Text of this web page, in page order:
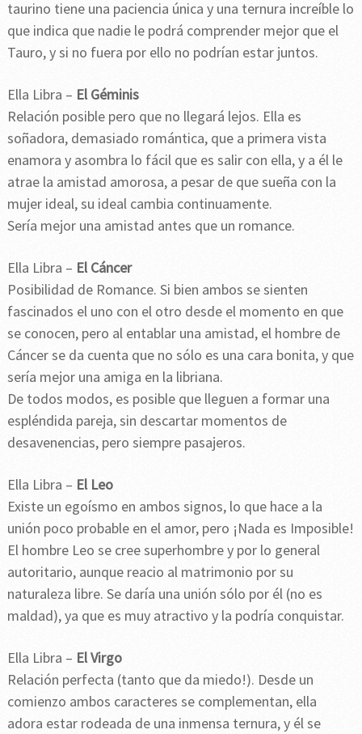
taurino tiene una paciencia única y una ternura increíble lo
que indica que nadie le podrá comprender mejor que el
Tauro, y si no fuera por ello no podrían estar juntos.
Ella Libra – El Géminis
Relación posible pero que no llegará lejos. Ella es
soñadora, demasiado romántica, que a primera vista
enamora y asombra lo fácil que es salir con ella, y a él le
atrae la amistad amorosa, a pesar de que sueña con la
mujer ideal, su ideal cambia continuamente.
Sería mejor una amistad antes que un romance.
Ella Libra – El Cáncer
Posibilidad de Romance. Si bien ambos se sienten
fascinados el uno con el otro desde el momento en que
se conocen, pero al entablar una amistad, el hombre de
Cáncer se da cuenta que no sólo es una cara bonita, y que
sería mejor una amiga en la libriana.
De todos modos, es posible que lleguen a formar una
espléndida pareja, sin descartar momentos de
desavenencias, pero siempre pasajeros.
Ella Libra – El Leo
Existe un egoísmo en ambos signos, lo que hace a la
unión poco probable en el amor, pero ¡Nada es Imposible!
El hombre Leo se cree superhombre y por lo general
autoritario, aunque reacio al matrimonio por su
naturaleza libre. Se daría una unión sólo por él (no es
maldad), ya que es muy atractivo y la podría conquistar.
Ella Libra – El Virgo
Relación perfecta (tanto que da miedo!). Desde un
comienzo ambos caracteres se complementan, ella
adora estar rodeada de una inmensa ternura, y él se